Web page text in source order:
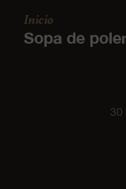
Inicio
Sopa de
30